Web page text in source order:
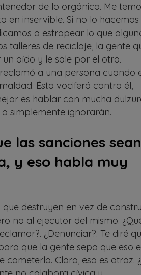
de lo orgánico. Me temo
en inservible. Si no lo hacemos
a estropear lo que
talleres de reciclaje, la gente
oído y le sale por el otro.
a una persona cuando
Ésta vociferó contra él,
es hablar con mucha
simplemente ignorarán.
las sanciones sean
y eso habla muy
destruyen en vez de
no al ejecutor del mismo.
¿Denunciar?. Te diré
que la gente sepa que eso
cometerlo. Claro, eso es atroz.